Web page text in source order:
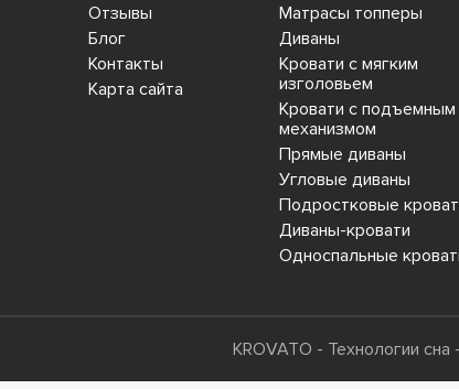
Отзывы
Блог
Контакты
Карта сайта
Матрасы топперы
Диваны
Кровати с мягким
изголовьем
Кровати с подъемным
механизмом
Прямые диваны
Угловые диваны
Подростковые
Диваны-кровати
Односпальные
KROVATO - Технологии